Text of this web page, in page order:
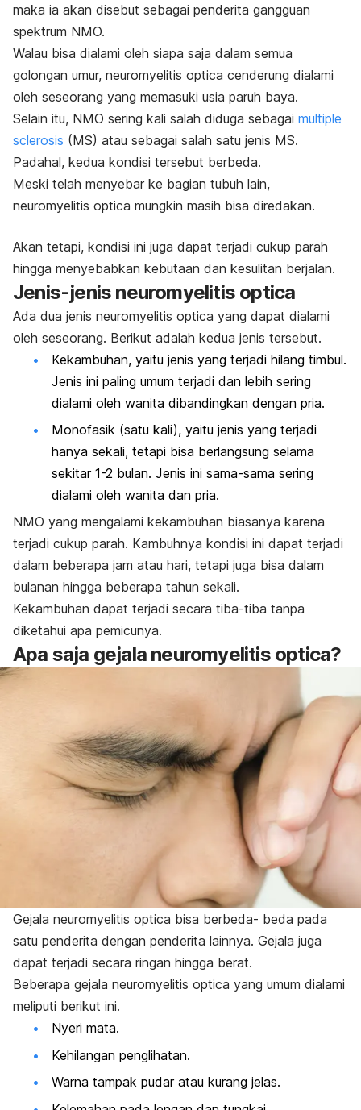
maka ia akan disebut sebagai penderita gangguan
spektrum NMO.
Walau bisa dialami oleh siapa saja dalam semua
golongan umur, neuromyelitis optica cenderung dialami
oleh seseorang yang memasuki usia paruh baya.
Selain itu, NMO sering kali salah diduga sebagai multiple
sclerosis (MS) atau sebagai salah satu jenis MS.
Padahal, kedua kondisi tersebut berbeda.
Meski telah menyebar ke bagian tubuh lain,
neuromyelitis optica mungkin masih bisa diredakan.
Akan tetapi, kondisi ini juga dapat terjadi cukup parah
hingga menyebabkan kebutaan dan kesulitan berjalan.
Jenis-jenis neuromyelitis optica
Ada dua jenis neuromyelitis optica yang dapat dialami
oleh seseorang. Berikut adalah kedua jenis tersebut.
Kekambuhan, yaitu jenis yang terjadi hilang timbul.
Jenis ini paling umum terjadi dan lebih sering
dialami oleh wanita dibandingkan dengan pria.
Monofasik (satu kali), yaitu jenis yang terjadi
hanya sekali, tetapi bisa berlangsung selama
sekitar 1-2 bulan. Jenis ini sama-sama sering
dialami oleh wanita dan pria.
NMO yang mengalami kekambuhan biasanya karena
terjadi cukup parah. Kambuhnya kondisi ini dapat terjadi
dalam beberapa jam atau hari, tetapi juga bisa dalam
bulanan hingga beberapa tahun sekali.
Kekambuhan dapat terjadi secara tiba-tiba tanpa
diketahui apa pemicunya.
Apa saja gejala neuromyelitis optica?
Gejala neuromyelitis optica bisa berbeda- beda pada
satu penderita dengan penderita lainnya. Gejala juga
dapat terjadi secara ringan hingga berat.
Beberapa gejala neuromyelitis optica yang umum dialami
meliputi berikut ini.
Nyeri mata.
Kehilangan penglihatan.
Warna tampak pudar atau kurang jelas.